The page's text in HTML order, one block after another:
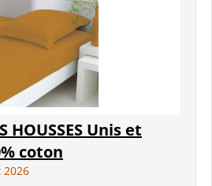
HOUSSES Unis et
coton
2026